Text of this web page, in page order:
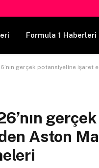
Formula 1 Haberleri
potansiyeline işaret eden Aston Martin
gerçek
Aston